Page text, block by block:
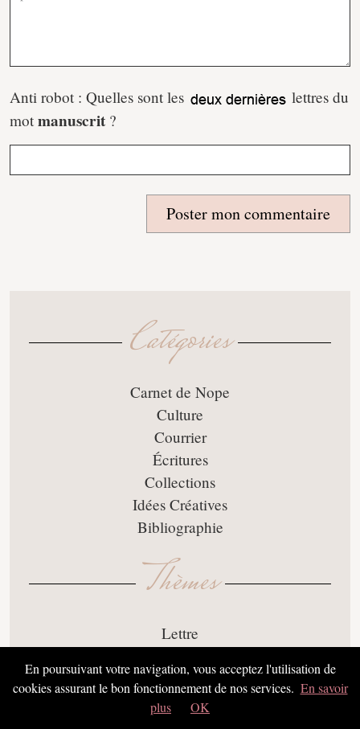
Anti robot : Quelles sont les
lettres du
mot manuscrit ?
Poster mon commentaire
Catégories
Carnet de Nope
Culture
Courrier
Écritures
Collections
Idées Créatives
Bibliographie
Thèmes
Lettre
évènements
Fêtes
En poursuivant votre navigation, vous acceptez l'utilisation de
cookies assurant le bon fonctionnement de nos services. En savoir
plus
OK